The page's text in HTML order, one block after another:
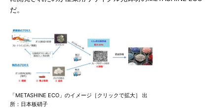
だ。
「METASHINE ECO」のイメージ［クリックで拡大］ 出
所：日本板硝子